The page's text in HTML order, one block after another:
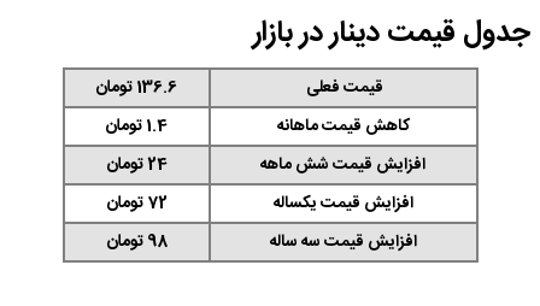
جدول قیمت دینار در بازار
قیمت فعلی
136.6 تومان
کاهش قیمت ماهانه
1.4 تومان
افزایش قیمت شش ماهه
24 تومان
افزایش قیمت یکساله
72 تومان
افزایش قیمت سه ساله
98 تومان